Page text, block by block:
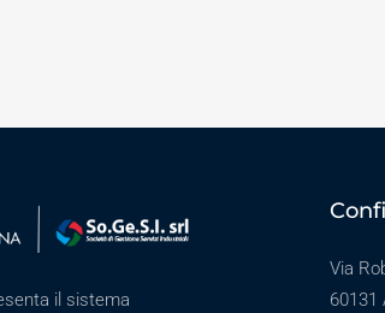
il sistema
Via
60131